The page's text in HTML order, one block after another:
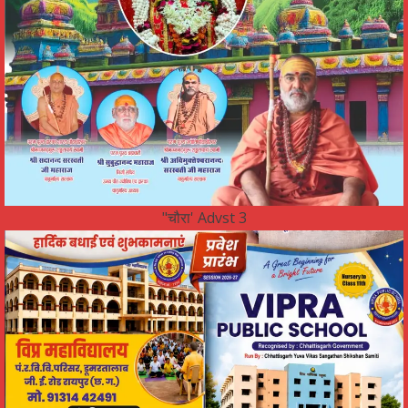
"चौरा' Advst 3